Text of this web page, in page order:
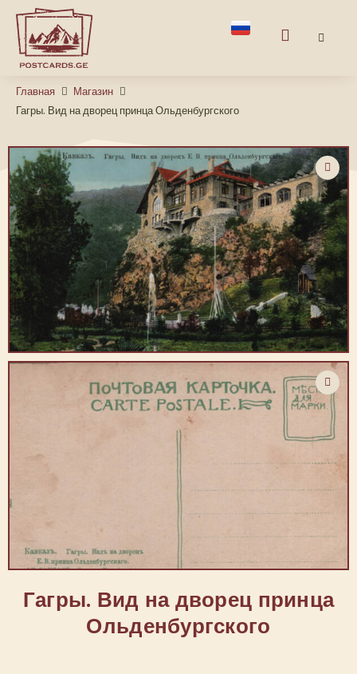
Главная
Магазин
Гагры. Вид на дворец принца Ольденбургского
Гагры. Вид на дворец принца
Ольденбургского